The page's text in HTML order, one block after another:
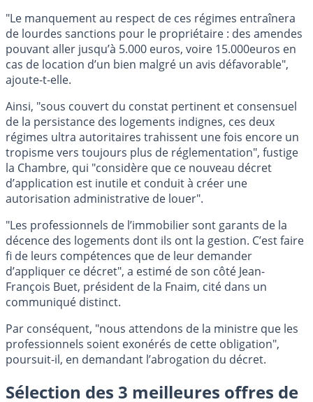
"Le manquement au respect de ces régimes entraînera
de lourdes sanctions pour le propriétaire : des amendes
pouvant aller jusqu’à 5.000 euros, voire 15.000euros en
cas de location d’un bien malgré un avis défavorable",
ajoute-t-elle.
Ainsi, "sous couvert du constat pertinent et consensuel
de la persistance des logements indignes, ces deux
régimes ultra autoritaires trahissent une fois encore un
tropisme vers toujours plus de réglementation", fustige
la Chambre, qui "considère que ce nouveau décret
d’application est inutile et conduit à créer une
autorisation administrative de louer".
"Les professionnels de l’immobilier sont garants de la
décence des logements dont ils ont la gestion. C’est faire
fi de leurs compétences que de leur demander
d’appliquer ce décret", a estimé de son côté Jean-
François Buet, président de la Fnaim, cité dans un
communiqué distinct.
Par conséquent, "nous attendons de la ministre que les
professionnels soient exonérés de cette obligation",
poursuit-il, en demandant l’abrogation du décret.
Sélection des 3 meilleures offres de